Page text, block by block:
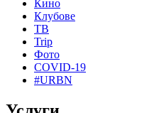
Кино
Клубове
ТВ
Trip
Фото
COVID-19
#URBN